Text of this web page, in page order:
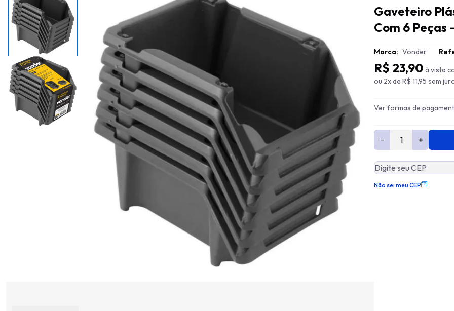
Depoimentos de Clientes
LGPD
Contato
Gaveteiro
Com 6 Peças
Marca: Vonder
R$ 23,90 à vista
ou 2x de R$ 11,95 sem
Ver formas de
− +
Não sei meu CEP